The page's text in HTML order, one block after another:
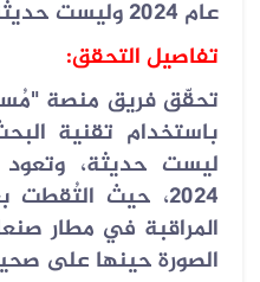
عام 2024 وليست حديثة.
تفاصيل التحقق:
تحقّق فريق منصة
باستخدام تقنية
2024، حيث
المراقبة في مطار
الصورة حينها على